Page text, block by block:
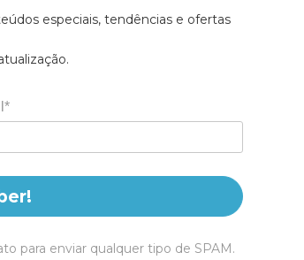
especiais, tendências e ofertas
para enviar qualquer tipo de SPAM.